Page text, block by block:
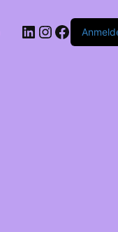
LinkedIn
Instagram